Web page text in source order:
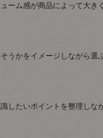
ーム感が商品によって大き
うかをイメージしながら選
したいポイントを整理しな